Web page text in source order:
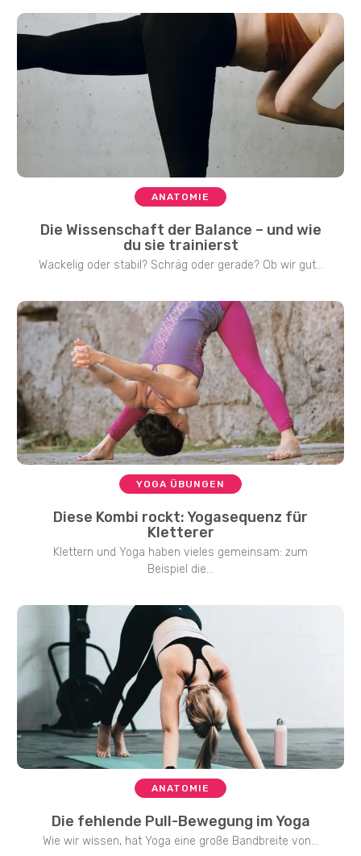
ANATOMIE
Die Wissenschaft der Balance – und wie
du sie trainierst
Wackelig oder stabil? Schräg oder gerade? Ob wir gut...
YOGA ÜBUNGEN
Diese Kombi rockt: Yogasequenz für
Kletterer
Klettern und Yoga haben vieles gemeinsam: zum
Beispiel die...
ANATOMIE
Die fehlende Pull-Bewegung im Yoga
Wie wir wissen, hat Yoga eine große Bandbreite von...